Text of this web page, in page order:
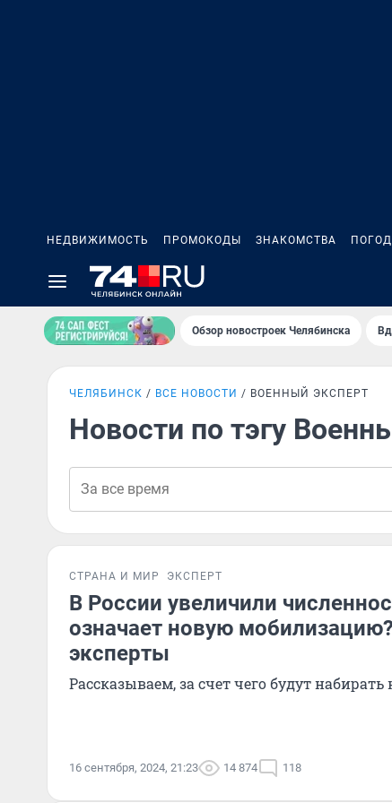
НЕДВИЖИМОСТЬ ПРОМОКОДЫ ЗНАКОМСТВА
Обзор новостроек Челябинска
ЧЕЛЯБИНСК ВСЕ НОВОСТИ ВОЕННЫЙ ЭКСПЕРТ
Новости по тэгу
СТРАНА И МИР ЭКСПЕРТ
В России увеличили
означает новую
эксперты
Рассказываем, за счет чего будут
16 сентября, 2024, 21:23 14 874 118